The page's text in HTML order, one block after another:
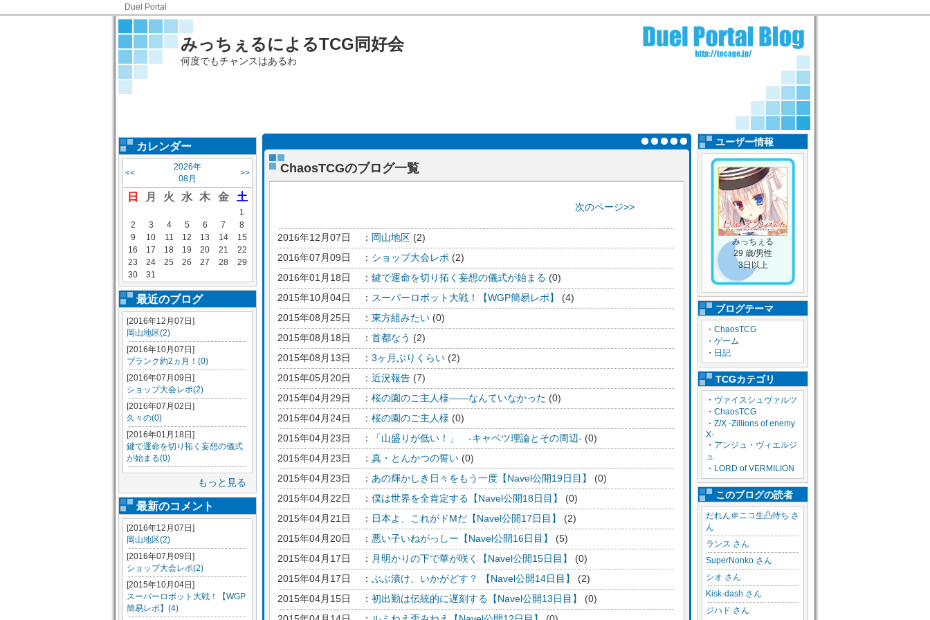
Duel Portal
みっちぇるによるTCG同好会
何度でもチャンスはあるわ
カレンダー
<<
2026年
08月
>>
日 月 火 水 木 金 土
1
2
3 4 5 6 7
8
9
10 11 12 13 14
15
16
17 18 19 20 21
22
23
24 25 26 27 28
29
30
31
最近のブログ
[2016年12月07日]
岡山地区(2)
[2016年10月07日]
ブランク約2ヵ月！(0)
[2016年07月09日]
ショップ大会レポ(2)
[2016年07月02日]
久々の(0)
[2016年01月18日]
鍵で運命を切り拓く妄想の儀式
が始まる(0)
もっと見る
最新のコメント
[2016年12月07日]
岡山地区(2)
[2016年07月09日]
ショップ大会レポ(2)
[2015年10月04日]
スーパーロボット大戦！【WGP
簡易レポ】(4)
ユーザー情報
みっちぇる
29 歳/男性
3日以上
ブログテーマ
・ ChaosTCG
・ ゲーム
・ 日記
TCGカテゴリ
・ ヴァイスシュヴァルツ
・ ChaosTCG
・ Z/X -Zillions of enemy
X-
・ アンジュ・ヴィエルジ
ュ
・ LORD of VERMILION
このブログの読者
だれん＠ニコ生凸待ち さ
ん
ランス さん
SuperNonko さん
シオ さん
Kisk-dash さん
ジハド さん
ChaosTCGのブログ一覧
次のページ>>
2016年12月07日 ： 岡山地区 (2)
2016年07月09日
： ショップ大会レポ (2)
2016年01月18日
： 鍵で運命を切り拓く妄想の儀式が始まる (0)
2015年10月04日
： スーパーロボット大戦！【WGP簡易レポ】
(4)
2015年08月25日
： 東方組みたい (0)
2015年08月18日
： 首都なう (2)
2015年08月13日
： 3ヶ月ぶりくらい (2)
2015年05月20日
： 近況報告 (7)
2015年04月29日
： 桜の園のご主人様――なんていなかった (0)
2015年04月24日
： 桜の園のご主人様 (0)
2015年04月23日
： 「山盛りが低い！」 -キャベツ理論とその周辺- (0)
2015年04月23日
： 真・とんかつの誓い (0)
2015年04月23日
： あの輝かしき日々をもう一度【Navel公開19日目】
(0)
2015年04月22日
： 僕は世界を全肯定する【Navel公開18日目】
(0)
2015年04月21日
： 日本よ、これがドMだ【Navel公開17日目】
(2)
2015年04月20日
： 悪い子いねがっしー【Navel公開16日目】
(5)
2015年04月17日
： 月明かりの下で華が咲く【Navel公開15日目】
(0)
2015年04月17日
： ぶぶ漬け、いかがどす？ 【Navel公開14日目】
(2)
2015年04月15日
： 初出勤は伝統的に遅刻する【Navel公開13日目】
(0)